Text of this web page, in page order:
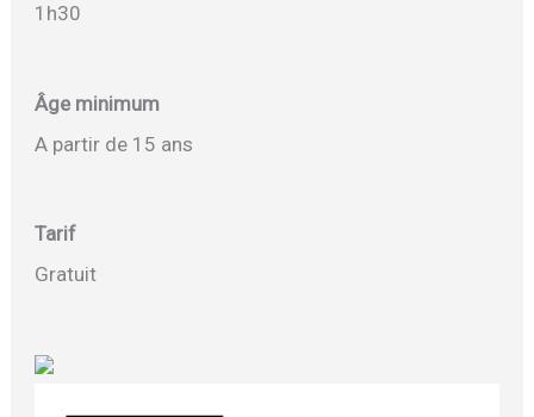
1h30
Âge minimum
A partir de 15 ans
Tarif
Gratuit